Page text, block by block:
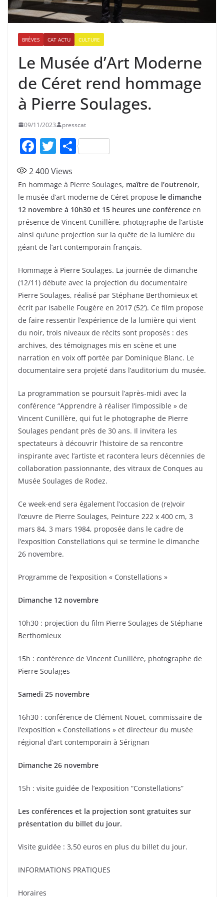
BRÈVES CAT ACTU CULTURE
Le Musée d’Art Moderne
de Céret rend hommage
à Pierre Soulages.
09/11/2023 presscat
F
c
e
b
o
o
T
w
itt
er
P
ta
g
er
2 400Views
En hommage à Pierre Soulages, maître de l’outrenoir,
le musée d’art moderne de Céret propose le dimanche
12 novembre à 10h30 et 15 heures une conférence en
présence de Vincent Cunillère, photographe de l’artiste
ainsi qu’une projection sur la quête de la lumière du
géant de l’art contemporain français.
Hommage à Pierre Soulages. La journée de dimanche
(12/11) débute avec la projection du documentaire
Pierre Soulages, réalisé par Stéphane Berthomieux et
écrit par Isabelle Fougère en 2017 (52’). Ce film propose
de faire ressentir l’expérience de la lumière qui vient
du noir, trois niveaux de récits sont proposés : des
archives, des témoignages mis en scène et une
narration en voix off portée par Dominique Blanc. Le
documentaire sera projeté dans l’auditorium du musée.
La programmation se poursuit l’après-midi avec la
conférence “Apprendre à réaliser l’impossible » de
Vincent Cunillère, qui fut le photographe de Pierre
Soulages pendant près de 30 ans. Il invitera les
spectateurs à découvrir l’histoire de sa rencontre
inspirante avec l’artiste et racontera leurs décennies de
collaboration passionnante, des vitraux de Conques au
Musée Soulages de Rodez.
Ce week-end sera également l’occasion de (re)voir
l’œuvre de Pierre Soulages, Peinture 222 x 400 cm, 3
mars 84, 3 mars 1984, proposée dans le cadre de
l’exposition Constellations qui se termine le dimanche
26 novembre.
Programme de l’exposition « Constellations »
Dimanche 12 novembre
10h30 : projection du film Pierre Soulages de Stéphane
Berthomieux
15h : conférence de Vincent Cunillère, photographe de
Pierre Soulages
Samedi 25 novembre
16h30 : conférence de Clément Nouet, commissaire de
l’exposition « Constellations » et directeur du musée
régional d’art contemporain à Sérignan
Dimanche 26 novembre
15h : visite guidée de l’exposition “Constellations”
Les conférences et la projection sont gratuites sur
présentation du billet du jour.
Visite guidée : 3,50 euros en plus du billet du jour.
INFORMATIONS PRATIQUES
Horaires